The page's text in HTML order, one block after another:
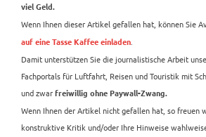
viel Geld.
Wenn Ihnen dieser Artikel gefallen hat, können Sie
auf eine Tasse Kaffee einladen
Damit unterstützen Sie die journalistische Arbeit
Fachportals für Luftfahrt, Reisen und Touristik mit
und zwar freiwillig ohne Paywall-Zwang.
Wenn Ihnen der Artikel nicht gefallen hat, so freuen
konstruktive Kritik und/oder Ihre Hinweise